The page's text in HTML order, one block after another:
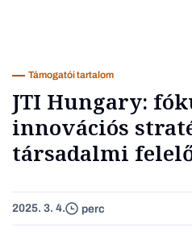
Üzlet
Támogatói tartalom
JTI Hungary:
innovációs
társadalmi
2025. 3. 4. perc